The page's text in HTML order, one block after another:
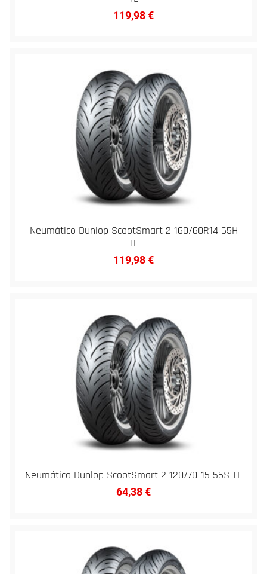
119,98€
Neumático Dunlop ScootSmart 2 160/60R14 65H
TL
119,98€
Neumático Dunlop ScootSmart 2 120/70-15 56S TL
64,38€